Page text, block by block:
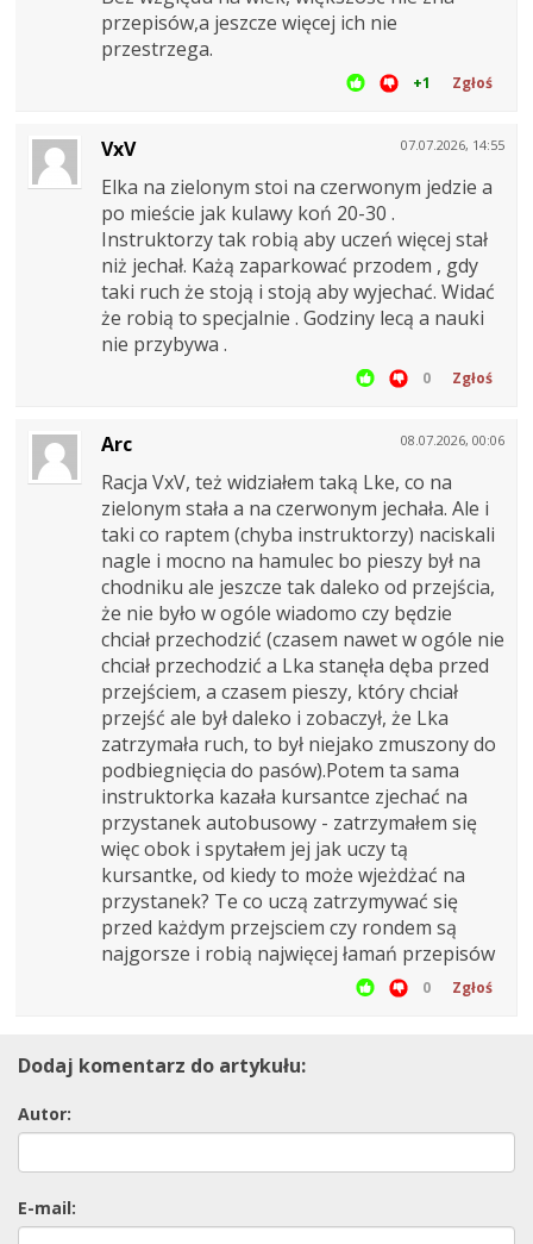
przepisów,a jeszcze więcej ich nie
przestrzega.
+1 Zgłoś
07.07.2026, 14:55
VxV
Elka na zielonym stoi na czerwonym jedzie a
po mieście jak kulawy koń 20-30 .
Instruktorzy tak robią aby uczeń więcej stał
niż jechał. Każą zaparkować przodem , gdy
taki ruch że stoją i stoją aby wyjechać. Widać
że robią to specjalnie . Godziny lecą a nauki
nie przybywa .
0 Zgłoś
08.07.2026, 00:06
Arc
Racja VxV, też widziałem taką Lke, co na
zielonym stała a na czerwonym jechała. Ale i
taki co raptem (chyba instruktorzy) naciskali
nagle i mocno na hamulec bo pieszy był na
chodniku ale jeszcze tak daleko od przejścia,
że nie było w ogóle wiadomo czy będzie
chciał przechodzić (czasem nawet w ogóle nie
chciał przechodzić a Lka stanęła dęba przed
przejściem, a czasem pieszy, który chciał
przejść ale był daleko i zobaczył, że Lka
zatrzymała ruch, to był niejako zmuszony do
podbiegnięcia do pasów).Potem ta sama
instruktorka kazała kursantce zjechać na
przystanek autobusowy - zatrzymałem się
więc obok i spytałem jej jak uczy tą
kursantke, od kiedy to może wjeżdżać na
przystanek? Te co uczą zatrzymywać się
przed każdym przejsciem czy rondem są
najgorsze i robią najwięcej łamań przepisów
0 Zgłoś
Dodaj komentarz do artykułu:
Autor:
E-mail: